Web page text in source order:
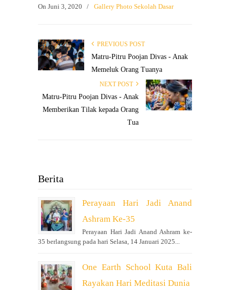
On Juni 3, 2020 / Gallery Photo Sekolah Dasar
PREVIOUS POST
Matru-Pitru Poojan Divas - Anak
Memeluk Orang Tuanya
NEXT POST
Matru-Pitru Poojan Divas - Anak
Memberikan Tilak kepada Orang
Tua
Berita
Perayaan Hari Jadi Anand
Ashram Ke-35
Perayaan Hari Jadi Anand Ashram ke-
35 berlangsung pada hari Selasa, 14 Januari 2025...
One Earth School Kuta Bali
Rayakan Hari Meditasi Dunia